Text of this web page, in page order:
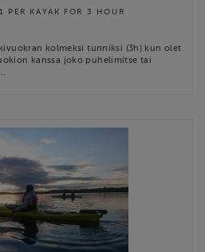
KAYAK FOR 3 HOUR
kolmeksi tunniksi (3h) kun olet
kanssa joko puhelimitse tai